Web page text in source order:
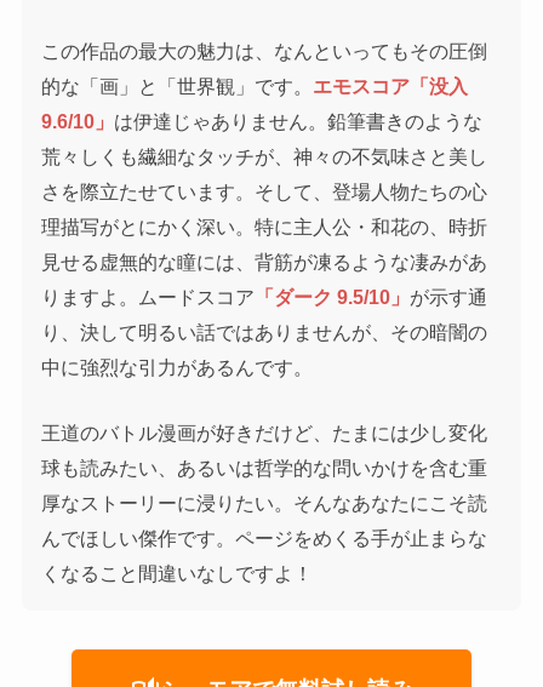
この作品の最大の魅力は、なんといってもその圧倒
的な「画」と「世界観」です。 エモスコア「没入
9.6/10」 は伊達じゃありません。鉛筆書きのような
荒々しくも繊細なタッチが、神々の不気味さと美し
さを際立たせています。そして、登場人物たちの心
理描写がとにかく深い。特に主人公・和花の、時折
見せる虚無的な瞳には、背筋が凍るような凄みがあ
りますよ。ムードスコア 「ダーク 9.5/10」 が示す通
り、決して明るい話ではありませんが、その暗闇の
中に強烈な引力があるんです。
王道のバトル漫画が好きだけど、たまには少し変化
球も読みたい、あるいは哲学的な問いかけを含む重
厚なストーリーに浸りたい。そんなあなたにこそ読
んでほしい傑作です。ページをめくる手が止まらな
くなること間違いなしですよ！